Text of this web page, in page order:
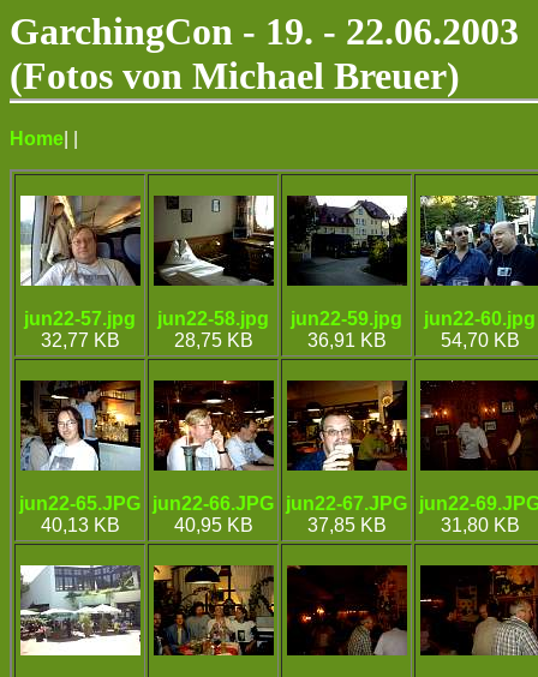
GarchingCon - 19. - 22.06.2003
(Fotos von Michael Breuer)
Home
jun22-57.jpg
32,77 KB
jun22-58.jpg
28,75 KB
jun22-59.jpg
36,91 KB
jun22-60.jpg
54,70 KB
jun22-65.JPG
40,13 KB
jun22-66.JPG
40,95 KB
jun22-67.JPG
37,85 KB
jun22-
31,80 KB